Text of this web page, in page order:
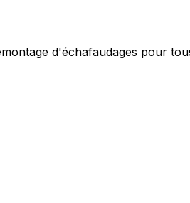
d'échafaudages pour